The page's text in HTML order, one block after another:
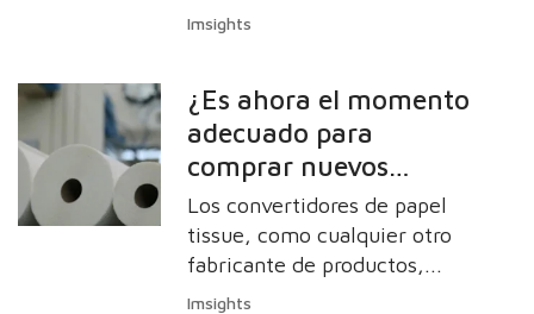
mercados bien establecidos
nuevos y diferentes, pero
también siguen siendo
sensibles a la calidad, el
rendimiento y el precio.
Imsights
¿Es ahora el momento
adecuado para
comprar nuevos
equipos de conversión
de papel tissue?
Los convertidores de papel
tissue, como cualquier otro
fabricante de productos,
deben mantenerse
Imsights